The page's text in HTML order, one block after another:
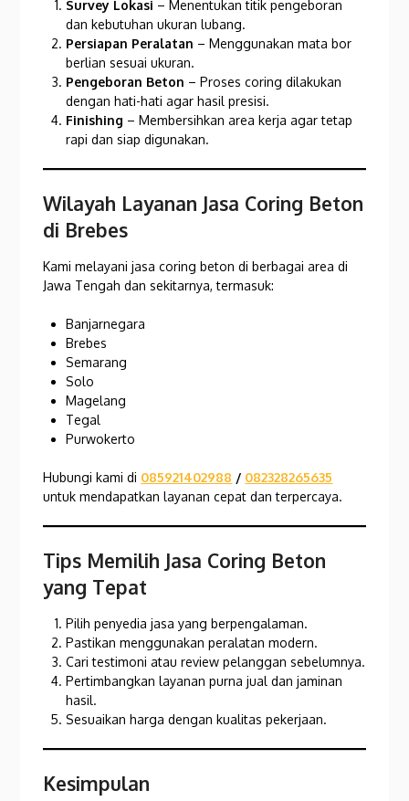
Survey Lokasi – Menentukan titik pengeboran
dan kebutuhan ukuran lubang.
Persiapan Peralatan – Menggunakan mata bor
berlian sesuai ukuran.
Pengeboran Beton – Proses coring dilakukan
dengan hati-hati agar hasil presisi.
Finishing – Membersihkan area kerja agar tetap
rapi dan siap digunakan.
Wilayah Layanan Jasa Coring Beton
di Brebes
Kami melayani jasa coring beton di berbagai area di
Jawa Tengah dan sekitarnya, termasuk:
Banjarnegara
Brebes
Semarang
Solo
Magelang
Tegal
Purwokerto
Hubungi kami di 085921402988 / 082328265635
untuk mendapatkan layanan cepat dan terpercaya.
Tips Memilih Jasa Coring Beton
yang Tepat
Pilih penyedia jasa yang berpengalaman.
Pastikan menggunakan peralatan modern.
Cari testimoni atau review pelanggan sebelumnya.
Pertimbangkan layanan purna jual dan jaminan
hasil.
Sesuaikan harga dengan kualitas pekerjaan.
Kesimpulan